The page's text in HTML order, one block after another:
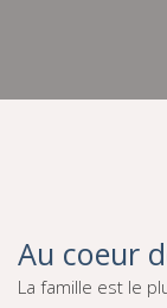
Au coeur
La famille est le